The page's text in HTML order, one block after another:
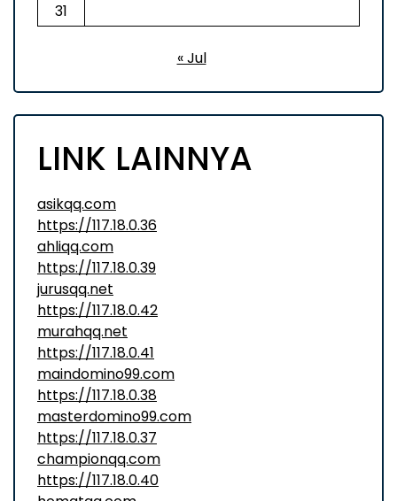
31
« Jul
LINK LAINNYA
asikqq.com
https://117.18.0.36
ahliqq.com
https://117.18.0.39
jurusqq.net
https://117.18.0.42
murahqq.net
https://117.18.0.41
maindomino99.com
https://117.18.0.38
masterdomino99.com
https://117.18.0.37
championqq.com
https://117.18.0.40